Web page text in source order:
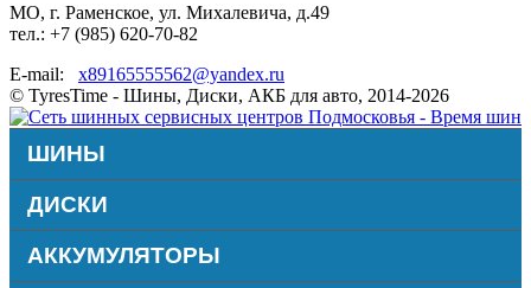
МО, г. Раменское, ул. Михалевича, д.49
тел.: +7 (985) 620-70-82
E-mail: x89165555562@yandex.ru
© TyresTime - Шины, Диски, АКБ для авто, 2014-2026
ШИНЫ
ДИСКИ
АККУМУЛЯТОРЫ